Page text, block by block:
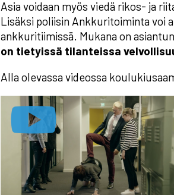
Asia voidaan myös viedä rikos- ja
Lisäksi poliisin Ankkuritoiminta voi
ankkuritiimissä. Mukana on
on tietyissä tilanteissa
Alla olevassa videossa